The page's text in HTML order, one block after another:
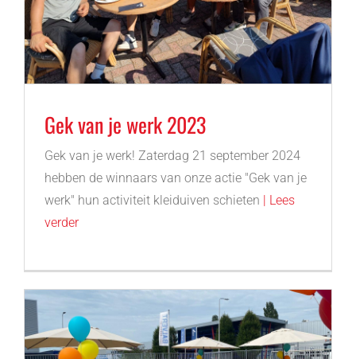
Gek van je werk 2023
Gek van je werk! Zaterdag 21 september 2024
hebben de winnaars van onze actie "Gek van je
werk" hun activiteit kleiduiven schieten | Lees
verder